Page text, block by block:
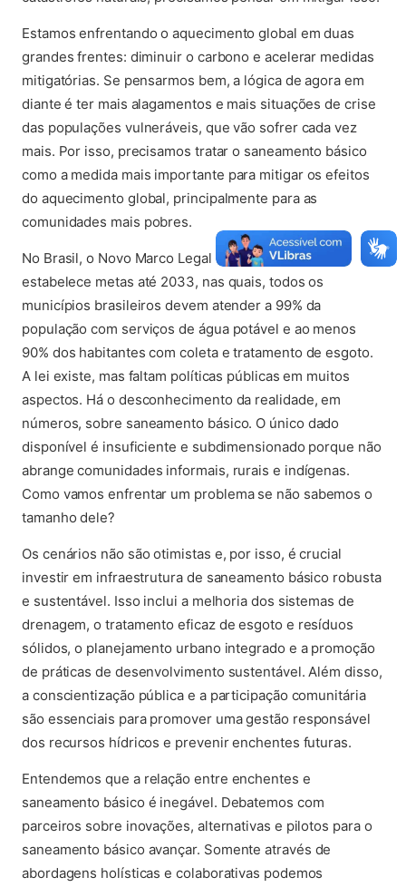
Estamos enfrentando o aquecimento global em duas
grandes frentes: diminuir o carbono e acelerar medidas
mitigatórias. Se pensarmos bem, a lógica de agora em
diante é ter mais alagamentos e mais situações de crise
das populações vulneráveis, que vão sofrer cada vez
mais. Por isso, precisamos tratar o saneamento básico
como a medida mais importante para mitigar os efeitos
do aquecimento global, principalmente para as
comunidades mais pobres.
No Brasil, o Novo Marco Legal do Saneamento
estabelece metas até 2033, nas quais, todos os
municípios brasileiros devem atender a 99% da
população com serviços de água potável e ao menos
90% dos habitantes com coleta e tratamento de esgoto.
A lei existe, mas faltam políticas públicas em muitos
aspectos. Há o desconhecimento da realidade, em
números, sobre saneamento básico. O único dado
disponível é insuficiente e subdimensionado porque não
abrange comunidades informais, rurais e indígenas.
Como vamos enfrentar um problema se não sabemos o
tamanho dele?
Os cenários não são otimistas e, por isso, é crucial
investir em infraestrutura de saneamento básico robusta
e sustentável. Isso inclui a melhoria dos sistemas de
drenagem, o tratamento eficaz de esgoto e resíduos
sólidos, o planejamento urbano integrado e a promoção
de práticas de desenvolvimento sustentável. Além disso,
a conscientização pública e a participação comunitária
são essenciais para promover uma gestão responsável
dos recursos hídricos e prevenir enchentes futuras.
Entendemos que a relação entre enchentes e
saneamento básico é inegável. Debatemos com
parceiros sobre inovações, alternativas e pilotos para o
saneamento básico avançar. Somente através de
abordagens holísticas e colaborativas podemos